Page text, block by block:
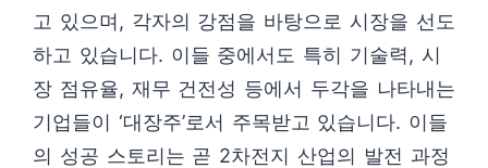
고 있으며, 각자의 강점을 바탕으로 시장을 선도
하고 있습니다. 이들 중에서도 특히 기술력, 시
장 점유율, 재무 건전성 등에서 두각을 나타내는
기업들이 ‘대장주’로서 주목받고 있습니다. 이들
의 성공 스토리는 곧 2차전지 산업의 발전 과정